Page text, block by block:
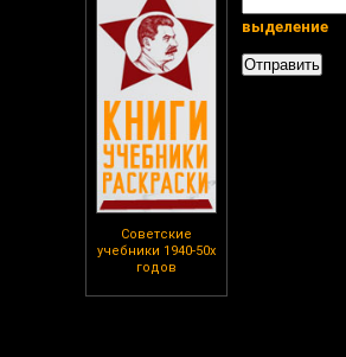
Советские
учебники 1940-50х
годов
выделение